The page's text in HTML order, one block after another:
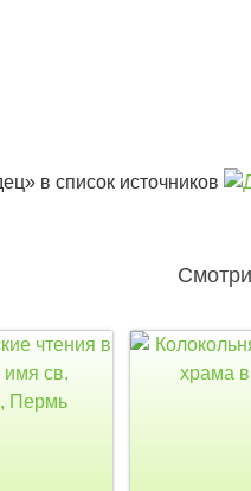
в список источников